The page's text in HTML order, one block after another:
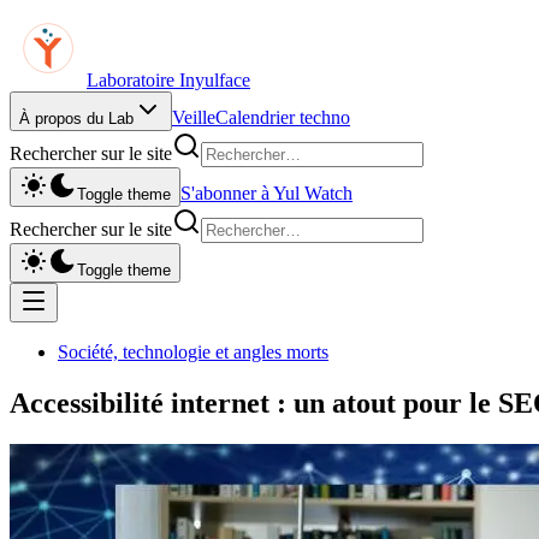
Laboratoire Inyulface
À propos du Lab VeilleCalendrier techno
Rechercher sur le site
Toggle theme S'abonner à Yul Watch
Rechercher sur le site
Toggle theme
Société, technologie et angles morts
Accessibilité internet : un atout pour le